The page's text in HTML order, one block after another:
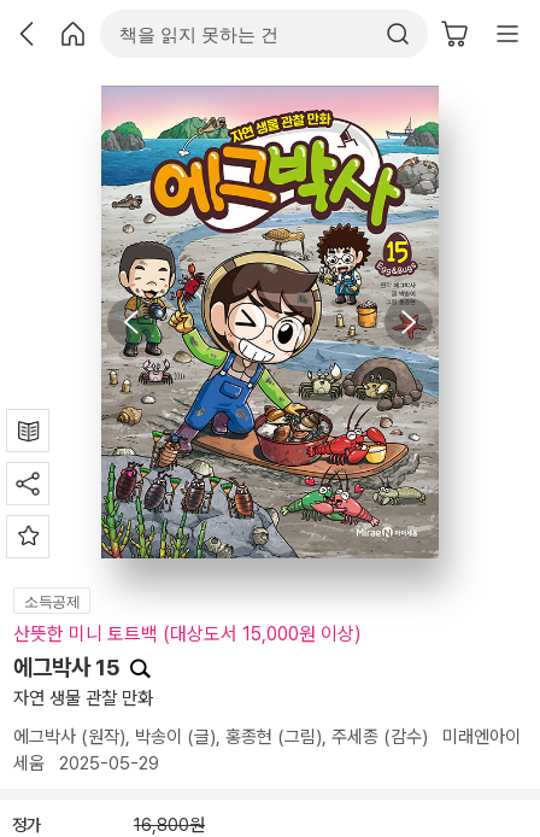
소득공제
산뜻한 미니 토트백 (대상도서 15,000원 이상)
에그박사 15
자연 생물 관찰 만화
에그박사 (원작), 박송이 (글), 홍종현 (그림), 주세종 (감수) 미래엔아이
세움 2025-05-29
정가 16,800원